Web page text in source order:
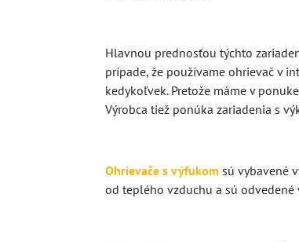
Hlavnou prednosťou týchto
prípade, že používame ohrievač v
kedykoľvek. Pretože máme v
Výrobca tiež ponúka zariadenia s
Ohrievače s výfukom sú vybavené
od teplého vzduchu a sú